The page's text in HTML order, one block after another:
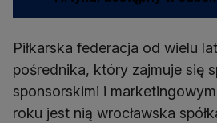
Piłkarska federacja od wielu
pośrednika, który zajmuje się
sponsorskimi i
roku jest nią wrocławska